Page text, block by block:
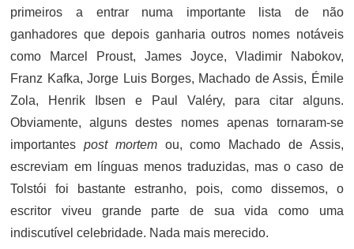
primeiros a entrar numa importante lista de não
ganhadores que depois ganharia outros nomes notáveis
como Marcel Proust, James Joyce, Vladimir Nabokov,
Franz Kafka, Jorge Luis Borges, Machado de Assis, Émile
Zola, Henrik Ibsen e Paul Valéry, para citar alguns.
Obviamente, alguns destes nomes apenas tornaram-se
importantespost mortemou, como Machado de Assis,
escreviam em línguas menos traduzidas, mas o caso de
Tolstói foi bastante estranho, pois, como dissemos, o
escritor viveu grande parte de sua vida como uma
indiscutível celebridade. Nada mais merecido.